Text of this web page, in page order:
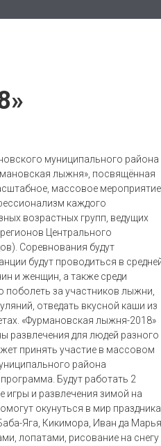
муниципального района
лыжня», посвящённая
массовое мероприятие,
каждого
возрастных групп, ведущих
Центрального
Соревнования будут
будут проводиться в
и женщин, а также среди
поболеть за участников лыжни,
отведать вкусной каши из
«Фурмановская лыжня-2018»
развлечения для людей разного
принять участие в массовом
района
Будут работать 2
игры и развлечения зимой на
окунуться в мир праздника
Яга, Кикимора, Иван да Марья
лопатами, рисование на снегу